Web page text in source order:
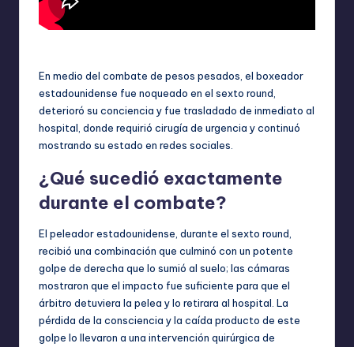
En medio del combate de pesos pesados, el boxeador
estadounidense fue noqueado en el sexto round,
deterioró su conciencia y fue trasladado de inmediato al
hospital, donde requirió cirugía de urgencia y continuó
mostrando su estado en redes sociales.
¿Qué sucedió exactamente
durante el combate?
El peleador estadounidense, durante el sexto round,
recibió una combinación que culminó con un potente
golpe de derecha que lo sumió al suelo; las cámaras
mostraron que el impacto fue suficiente para que el
árbitro detuviera la pelea y lo retirara al hospital. La
pérdida de la consciencia y la caída producto de este
golpe lo llevaron a una intervención quirúrgica de